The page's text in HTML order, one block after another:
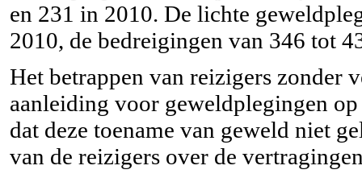
en 231 in 2010. De lichte
2010, de bedreigingen van 346 tot
Het betrappen van reizigers zonder
aanleiding voor geweldplegingen
dat deze toename van geweld niet
van de reizigers over de